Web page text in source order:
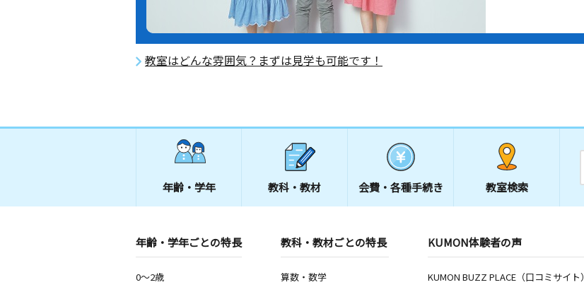
教室はどんな雰囲気？まずは見学も可能です！
年齢・学年 教科・教材 会費・ 各種手続き 教室検索
年齢・学年ごとの特長
0～2歳
教科・教材ごとの特長
算数・数学
KUMON体験者の声
KUMON BUZZ PLACE（口コミサイト）